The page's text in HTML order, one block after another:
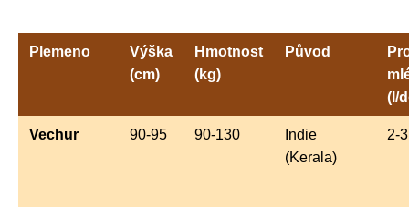
Plemeno
Výška
(cm)
Hmotnost
(kg)
Původ
(l/
Vechur 90-95 90-130
Indie
(Kerala)
2-3